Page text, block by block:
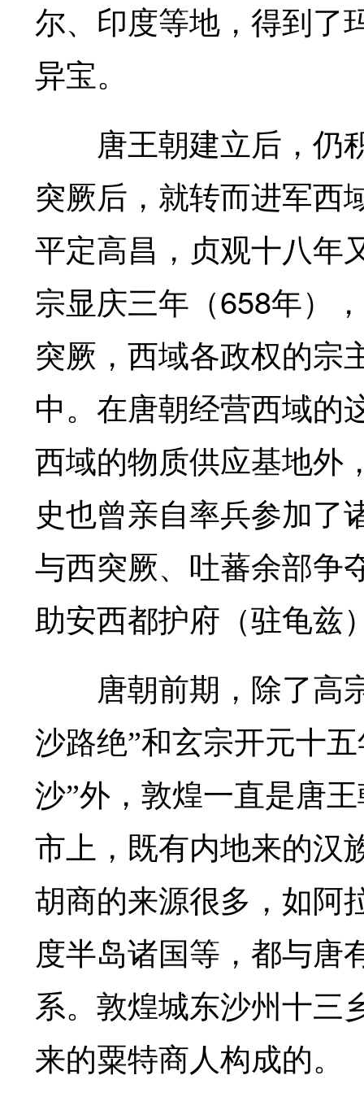
尔、印度等地，得到了
异宝。
唐王朝建立后，仍积
突厥后，就转而进军西
平定高昌，贞观十八年
宗显庆三年（658年）
突厥，西域各政权的宗
中。在唐朝经营西域的
西域的物质供应基地外
史也曾亲自率兵参加了
与西突厥、吐蕃余部争
助安西都护府（驻龟兹
唐朝前期，除了高
沙路绝”和玄宗开元十
沙”外，敦煌一直是唐
市上，既有内地来的汉
胡商的来源很多，如阿
度半岛诸国等，都与唐
系。敦煌城东沙州十三
来的粟特商人构成的。